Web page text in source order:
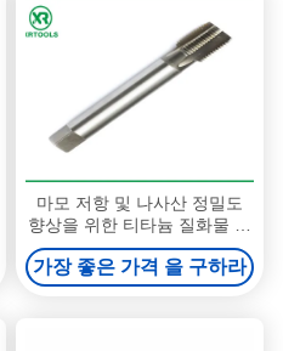
마모 저항 및 나사산 정밀도
향상을 위한 티타늄 질화물 코
팅이 적용된 피치 0.5-1.25 나
사산 절삭 탭
가장 좋은 가격 을 구하라